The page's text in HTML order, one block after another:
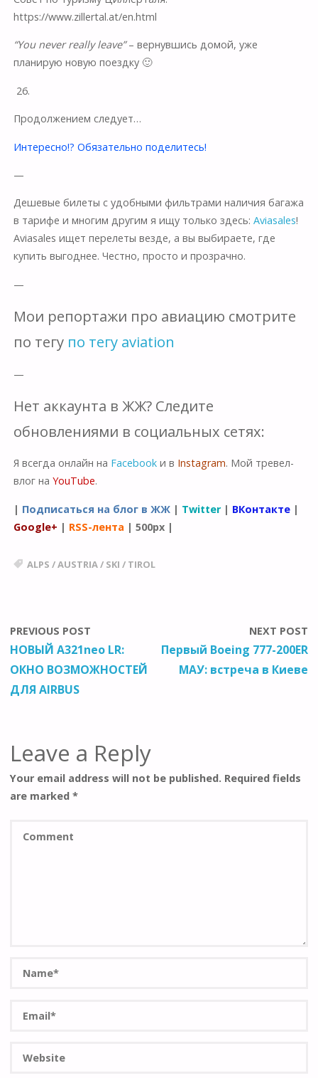
https://www.zillertal.at/en.html
“You never really leave”– вернувшись домой, уже
планирую новую поездку 🙂
26.
Продолжением следует…
Интересно!? Обязательно поделитесь!
—
Дешевые билеты с удобными фильтрами наличия багажа
в тарифе и многим другим я ищу только здесь: Aviasales!
Aviasales ищет перелеты везде, а вы выбираете, где
купить выгоднее. Честно, просто и прозрачно.
—
Мои репортажи про авиацию смотрите
по тегу по тегу aviation
—
Нет аккаунта в ЖЖ? Следите
обновлениями в социальных сетях:
Я всегда онлайн на Facebookи в Instagram. Мой тревел-
влог на YouTube.
| Подписаться на блог в ЖЖ| Twitter| ВКонтакте|
Google+ | RSS-лента | 500px|
ALPS /AUSTRIA/ SKI / TIROL
PREVIOUS POST
НОВЫЙ А321neo LR:
ОКНО ВОЗМОЖНОСТЕЙ
ДЛЯ AIRBUS
NEXT POST
Первый Boeing 777-200ER
МАУ: встреча в Киеве
Leave a Reply
Your email address will not be published. Required fields
are marked*